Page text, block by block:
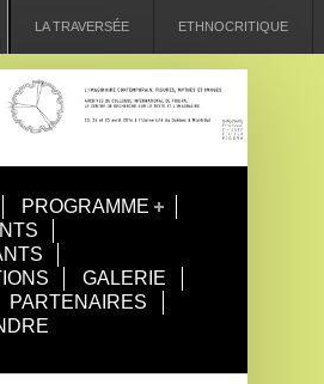
LA TRAVERSÉE ETHNOCRITIQUE
PROGRAMME
GALERIE
PARTENAIRES